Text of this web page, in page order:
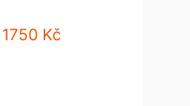
1750 Kč